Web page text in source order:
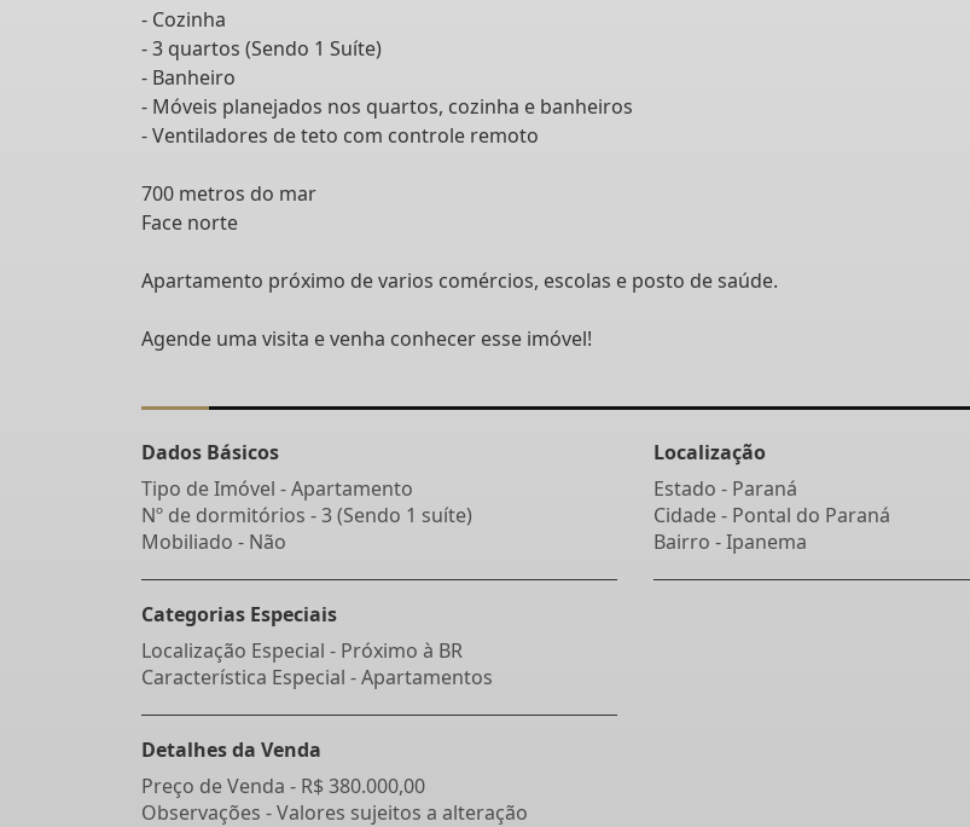
- Cozinha
- 3 quartos (Sendo 1 Suíte)
- Banheiro
- Móveis planejados nos quartos, cozinha e banheiros
- Ventiladores de teto com controle remoto
700 metros do mar
Face norte
Apartamento próximo de varios comércios, escolas e posto de saúde.
Agende uma visita e venha conhecer esse imóvel!
Dados Básicos
Tipo de Imóvel - Apartamento
Nº de dormitórios - 3 (Sendo 1 suíte)
Mobiliado - Não
Categorias Especiais
Localização Especial - Próximo à BR
Característica Especial - Apartamentos
Detalhes da Venda
Preço de Venda - R$ 380.000,00
Observações - Valores sujeitos a alteração
Localização
Estado - Paraná
Cidade - Pontal do Paraná
Bairro -Ipanema